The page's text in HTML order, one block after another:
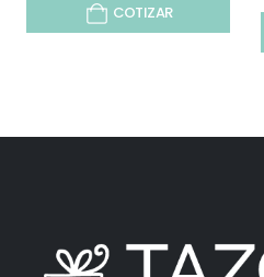
COTIZAR